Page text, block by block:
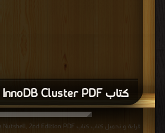
كتاب Introducing InnoDB Cluster PDF